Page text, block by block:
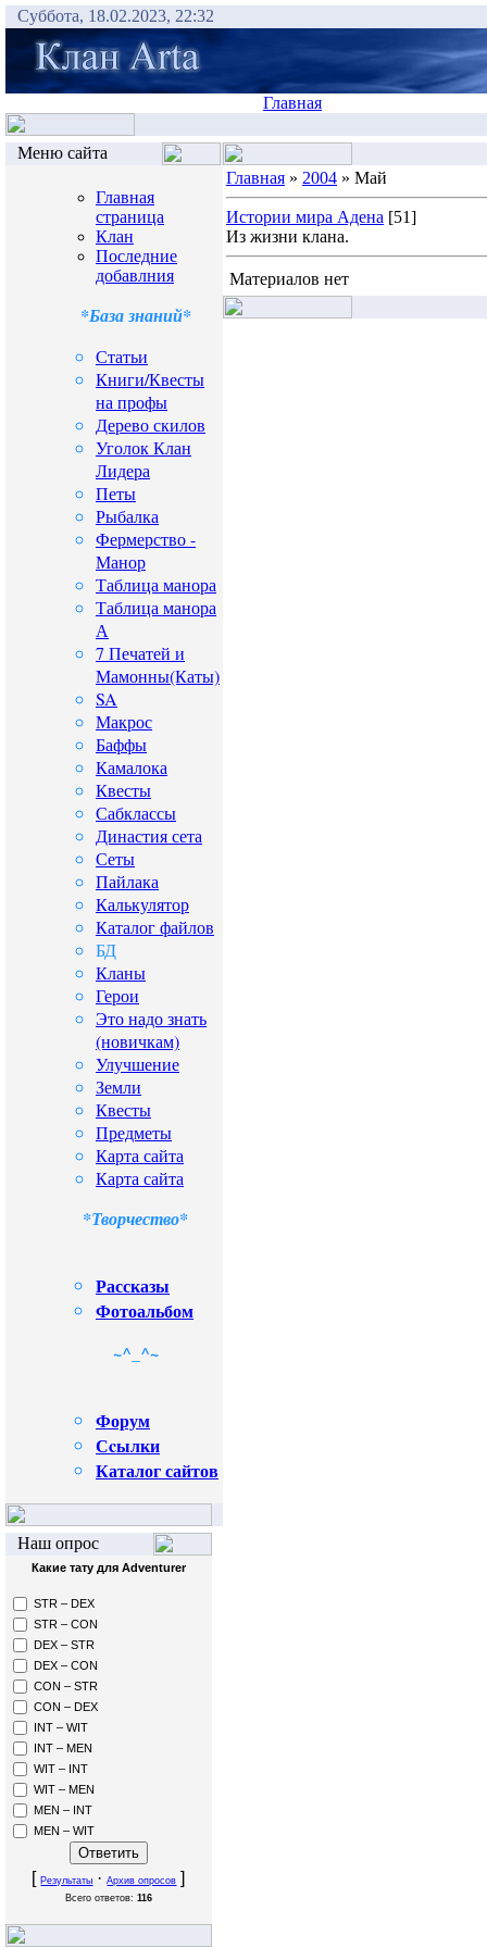
Суббота, 18.02.2023, 22:32
Главная
Меню сайта
Главная
страница
Клан
Последние
добавлния
*База знаний*
Статьи
Книги/Квесты
на профы
Дерево скилов
Уголок Клан
Лидера
Петы
Рыбалка
Фермерство -
Манор
Таблица манора
Таблица манора
А
7 Печатей и
Мамонны(Каты)
SA
Макрос
Баффы
Камалока
Квесты
Сабклассы
Династия сета
Сеты
Пайлака
Калькулятор
Каталог файлов
БД
Кланы
Герои
Это надо знать
(новичкам)
Улучшение
Земли
Квесты
Предметы
Карта сайта
Карта сайта
*Творчество*
Рассказы
Фотоальбом
~^_^~
Форум
Сcылки
Каталог сайтов
Наш опрос
Какие тату для Adventurer
STR – DEX
STR – CON
DEX – STR
DEX – CON
CON – STR
CON – DEX
INT – WIT
INT – MEN
WIT – INT
WIT – MEN
MEN – INT
MEN – WIT
[Результаты ·Архив опросов ]
Всего ответов: 116
Главная » 2004 » Май
Истории мира Адена [51]
Из жизни клана.
Материалов нет